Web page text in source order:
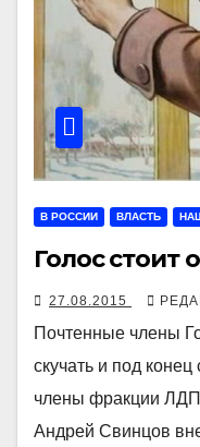
В РОССИИ ВЛАСТЬ
Голос стоит
27.08.2015
Почтенные члены
скучать и под
члены фракции
Андрей Свинцов